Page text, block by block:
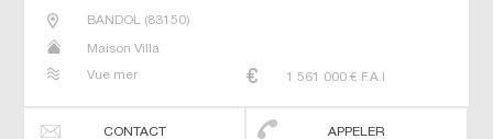
BANDOL(83150)
Maison Villa
Vue mer 1 561 000 € F.A.I
CONTACT APPELER